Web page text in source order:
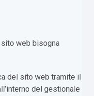
web bisogna
del sito web tramite il
del gestionale